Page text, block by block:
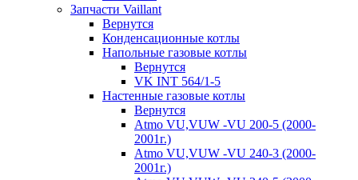
Запчасти Vaillant
Вернутся
Конденсационные котлы
Напольные газовые котлы
Вернутся
VK INT 564/1-5
Настенные газовые котлы
Вернутся
Atmo VU,VUW -VU 200-5 (2000-
2001г.)
Atmo VU,VUW -VU 240-3 (2000-
2001г.)